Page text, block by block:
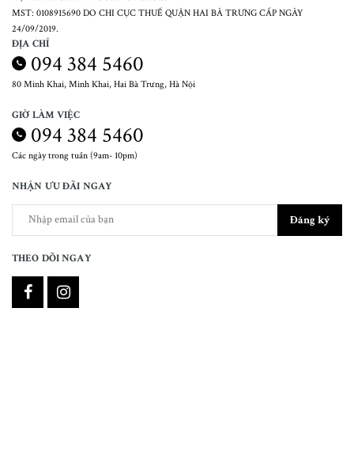
MST: 0108915690 DO CHI CỤC THUẾ QUẬN HAI BÀ TRƯNG CẤP NGÀY
24/09/2019.
ĐỊA CHỈ
094 384 5460
80 Minh Khai, Minh Khai, Hai Bà Trưng, Hà Nội
GIỜ LÀM VIỆC
094 384 5460
Các ngày trong tuần (9am- 10pm)
NHẬN ƯU ĐÃI NGAY
Đăng ký
THEO DÕI NGAY